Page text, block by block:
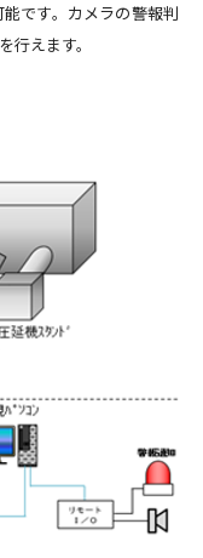
です。カメラの警報判
えます。